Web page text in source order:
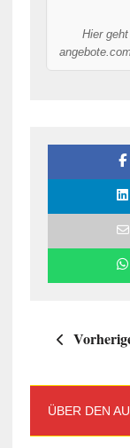
Hier
ÜBER DEN